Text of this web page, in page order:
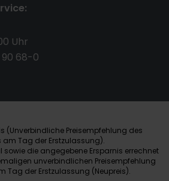
Uhr
68-0
(Unverbindliche Preisempfehlung des
am Tag der Erstzulassung).
sowie die angegebene Ersparnis errechnet
unverbindlichen Preisempfehlung
Tag der Erstzulassung (Neupreis).